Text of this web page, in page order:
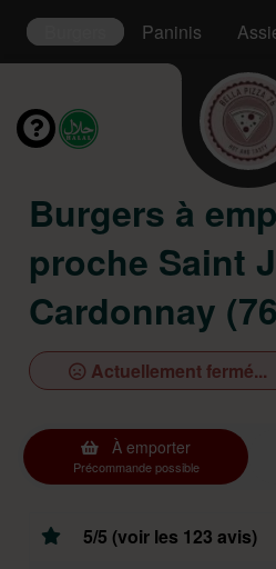
Paninis
Burgers à
proche Saint
Cardonnay
Actuellement fermé...
À emporter
Précommande possible
5/5 (voir les 123 avis)